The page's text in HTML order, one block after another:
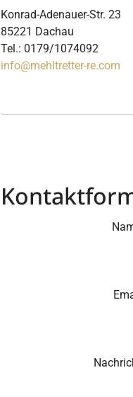
Konrad-Adenauer-Str. 23
85221 Dachau
Tel.: 0179/1074092
info@mehltretter-re.com